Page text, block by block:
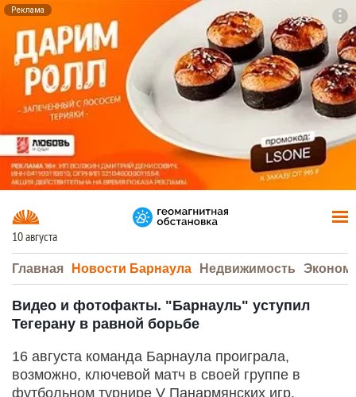
Реклама
10 августа
Главная Новости Барнаула Недвижимость
Видео и фотофакты. "Барнауль" уступил
Тегерану в равной борьбе
16 августа команда Барнаула проиграла,
возможно, ключевой матч в своей группе в
футбольном турнире V Панармянских игр.